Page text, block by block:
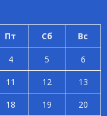
Пт Сб Вс
4 5
6
11 12
13
18 19
20